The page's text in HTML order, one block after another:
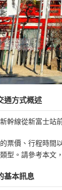
通方式概述
幹線從新富士站
票價、行程時間
型。請參考本文
基本訊息